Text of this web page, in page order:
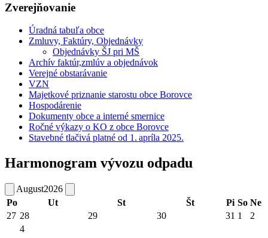
Zverejňovanie
Úradná tabuľa obce
Zmluvy, Faktúry, Objednávky
Objednávky ŠJ pri MŠ
Archív faktúr,zmlúv a objednávok
Verejné obstarávanie
VZN
Majetkové priznanie starostu obce Borovce
Hospodárenie
Dokumenty obce a interné smernice
Ročné výkazy o KO z obce Borovce
Stavebné tlačivá platné od 1. apríla 2025.
Harmonogram vývozu odpadu
August2026
Po
Ut St Št Pi So Ne
27 28 29 30 31 1
2
4